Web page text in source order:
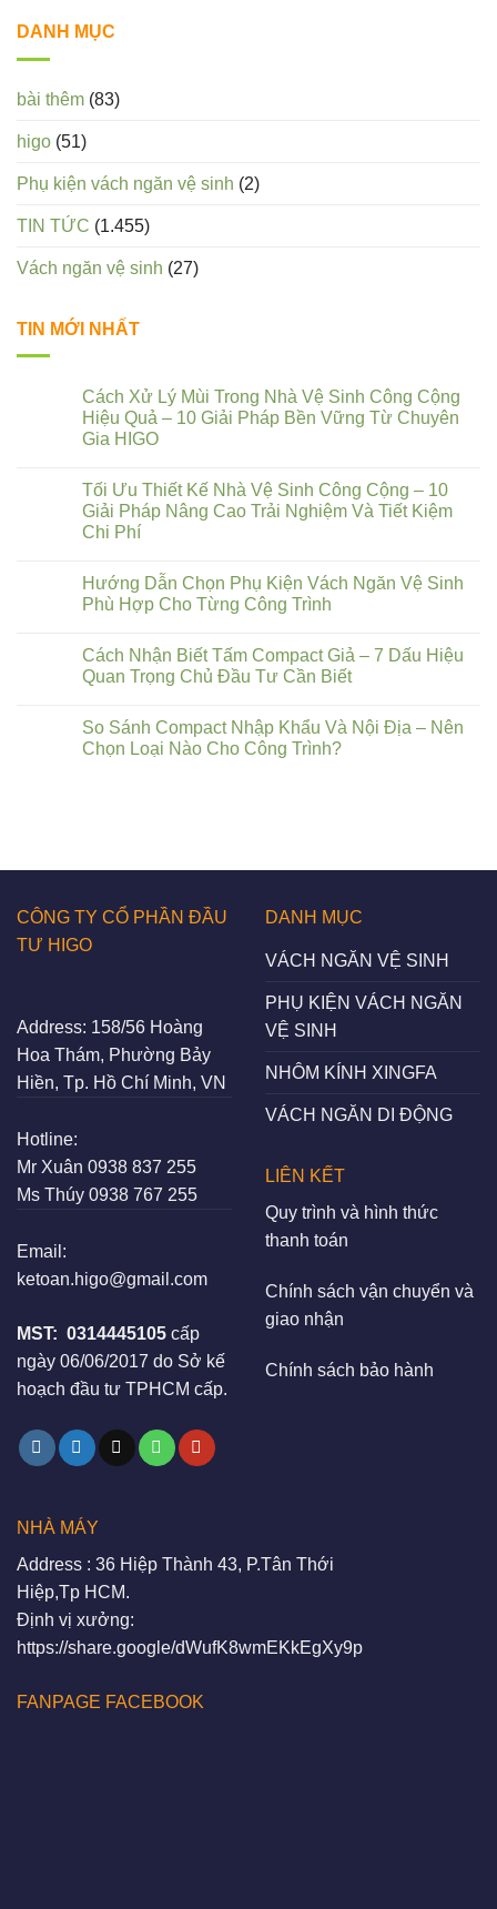
DANH MỤC
bài thêm (83)
higo (51)
Phụ kiện vách ngăn vệ sinh (2)
TIN TỨC (1.455)
Vách ngăn vệ sinh (27)
TIN MỚI NHẤT
Cách Xử Lý Mùi Trong Nhà Vệ Sinh Công Cộng
Hiệu Quả – 10 Giải Pháp Bền Vững Từ Chuyên
Gia HIGO
Tối Ưu Thiết Kế Nhà Vệ Sinh Công Cộng – 10
Giải Pháp Nâng Cao Trải Nghiệm Và Tiết Kiệm
Chi Phí
Hướng Dẫn Chọn Phụ Kiện Vách Ngăn Vệ Sinh
Phù Hợp Cho Từng Công Trình
Cách Nhận Biết Tấm Compact Giả – 7 Dấu Hiệu
Quan Trọng Chủ Đầu Tư Cần Biết
So Sánh Compact Nhập Khẩu Và Nội Địa – Nên
Chọn Loại Nào Cho Công Trình?
CÔNG TY CỔ PHẦN ĐẦU
TƯ HIGO
Address: 158/56 Hoàng
Hoa Thám, Phường Bảy
Hiền, Tp. Hồ Chí Minh, VN
Hotline:
Mr Xuân 0938 837 255
Ms Thúy 0938 767 255
Email:
ketoan.higo@gmail.com
MST: 0314445105 cấp
ngày 06/06/2017 do Sở kế
hoạch đầu tư TPHCM cấp.
DANH MỤC
VÁCH NGĂN VỆ SINH
PHỤ KIỆN VÁCH NGĂN
VỆ SINH
NHÔM KÍNH XINGFA
VÁCH NGĂN DI ĐỘNG
LIÊN KẾT
Quy trình và hình thức
thanh toán
Chính sách vận chuyển và
giao nhận
Chính sách bảo hành
NHÀ MÁY
Address : 36 Hiệp Thành 43, P.Tân Thới
Hiệp,Tp HCM.
Định vị xưởng:
https://share.google/dWufK8wmEKkEgXy9p
FANPAGE FACEBOOK